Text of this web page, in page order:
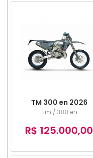
TM 300 en 2026
Tm / 300 en
R$ 125.000,00